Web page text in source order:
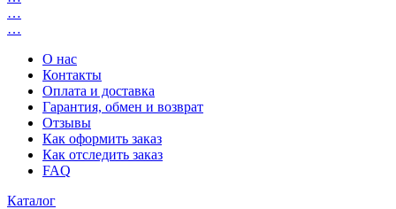
…
…
О нас
Контакты
Оплата и доставка
Гарантия, обмен и возврат
Отзывы
Как оформить заказ
Как отследить заказ
FAQ
Каталог